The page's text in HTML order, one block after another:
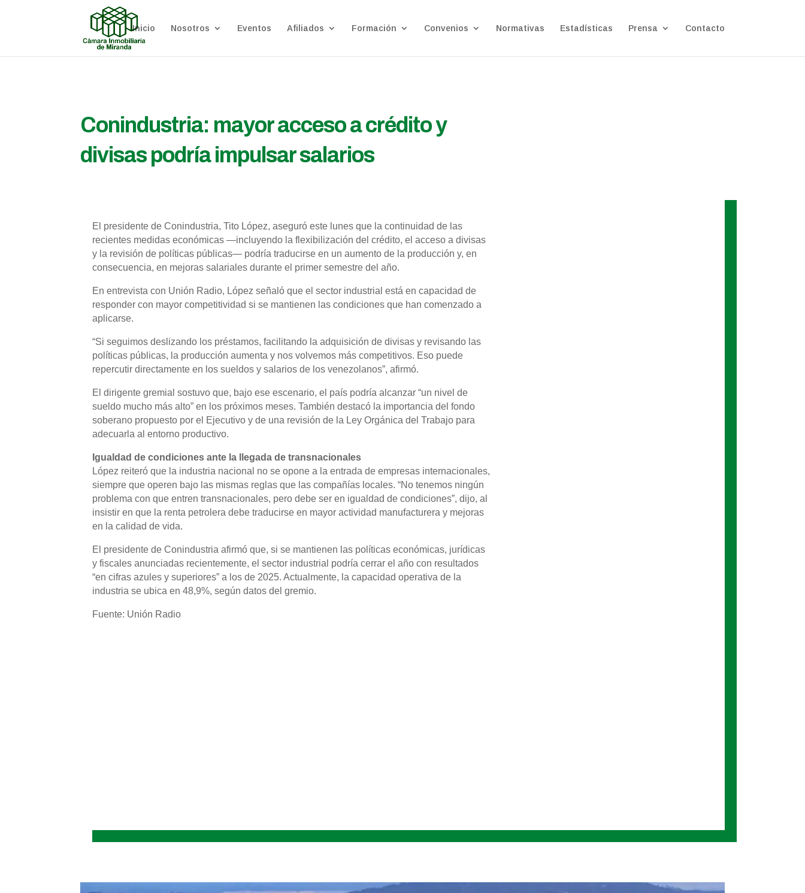
Inicio Nosotros Eventos Afiliados Formación Convenios Normativas Estadísticas Prensa Contacto
Conindustria: mayor acceso a crédito y
divisas podría impulsar salarios
El presidente de Conindustria, Tito López, aseguró este lunes que la continuidad de las
recientes medidas económicas —incluyendo la flexibilización del crédito, el acceso a divisas
y la revisión de políticas públicas— podría traducirse en un aumento de la producción y, en
consecuencia, en mejoras salariales durante el primer semestre del año.
En entrevista con Unión Radio, López señaló que el sector industrial está en capacidad de
responder con mayor competitividad si se mantienen las condiciones que han comenzado a
aplicarse.
“Si seguimos deslizando los préstamos, facilitando la adquisición de divisas y revisando las
políticas públicas, la producción aumenta y nos volvemos más competitivos. Eso puede
repercutir directamente en los sueldos y salarios de los venezolanos”, afirmó.
El dirigente gremial sostuvo que, bajo ese escenario, el país podría alcanzar “un nivel de
sueldo mucho más alto” en los próximos meses. También destacó la importancia del fondo
soberano propuesto por el Ejecutivo y de una revisión de la Ley Orgánica del Trabajo para
adecuarla al entorno productivo.
Igualdad de condiciones ante la llegada de transnacionales
López reiteró que la industria nacional no se opone a la entrada de empresas internacionales,
siempre que operen bajo las mismas reglas que las compañías locales. “No tenemos ningún
problema con que entren transnacionales, pero debe ser en igualdad de condiciones”, dijo, al
insistir en que la renta petrolera debe traducirse en mayor actividad manufacturera y mejoras
en la calidad de vida.
El presidente de Conindustria afirmó que, si se mantienen las políticas económicas, jurídicas
y fiscales anunciadas recientemente, el sector industrial podría cerrar el año con resultados
“en cifras azules y superiores” a los de 2025. Actualmente, la capacidad operativa de la
industria se ubica en 48,9%, según datos del gremio.
Fuente: Unión Radio